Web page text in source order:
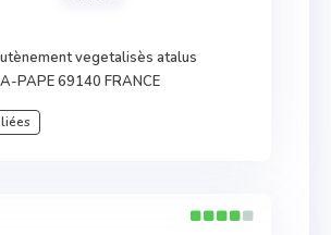
vegetalisès atalus
PAPE 69140 FRANCE